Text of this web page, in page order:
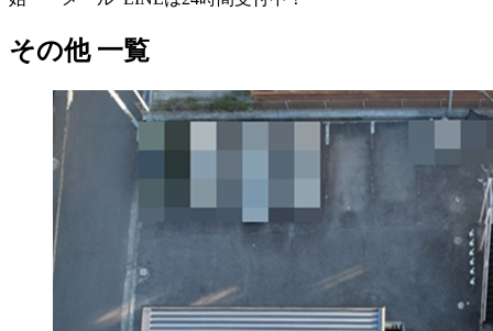
その他 一覧